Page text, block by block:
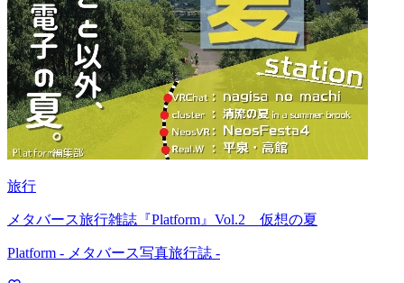
旅行
メタバース旅行雑誌『Platform』Vol.2 仮想の夏
Platform - メタバース写真旅行誌 -